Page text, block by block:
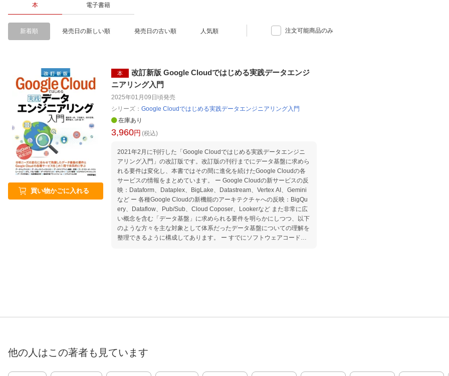
本 電子書籍
新着順 発売日の新しい順 発売日の古い順 人気順 注文可能商品のみ
買い物かごに入れる
本
改訂新版 Google Cloudではじめる実践データエンジ
ニアリング入門
2025年01月09日頃発売
シリーズ： Google Cloudではじめる実践データエンジニアリング入門
在庫あり
3,960円 (税込)
2021年2月に刊行した「Google Cloudではじめる実践データエンジニ
アリング入門」の改訂版です。改訂版の刊行までにデータ基盤に求めら
れる要件は変化し、本書ではその間に進化を続けたGoogle Cloudの各
サービスの情報をまとめています。 ー Google Cloudの新サービスの反
映：Dataform、Dataplex、BigLake、Datastream、Vertex AI、Gemini
など ー 各種Google Cloudの新機能のアーキテクチャへの反映：BigQu
ery、Dataflow、Pub/Sub、Cloud Coposer、Lookerなど また非常に広
い概念を含む「データ基盤」に求められる要件を明らかにしつつ、以下
のような方々を主な対象として体系だったデータ基盤についての理解を
整理できるように構成してあります。 ー すでにソフトウェアコードは
他の人はこの著者も見ています